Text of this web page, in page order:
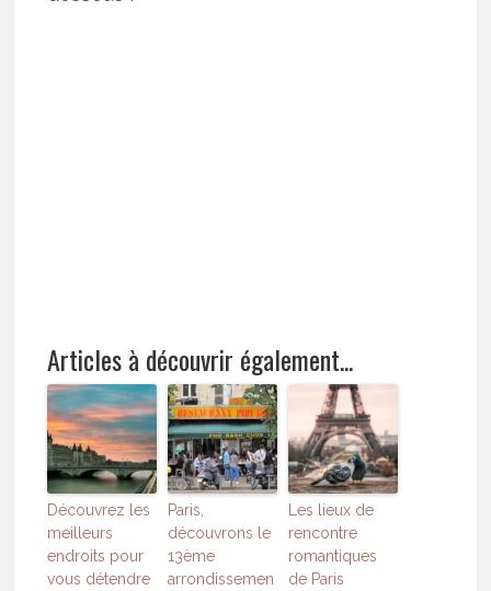
Articles à découvrir également...
Découvrez les
meilleurs
endroits pour
vous détendre
Paris,
découvrons le
13ème
arrondissemen
Les lieux de
rencontre
romantiques
de Paris